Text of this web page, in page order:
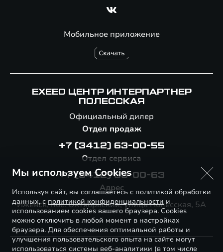
Мобильное приложение
EXEED ЦЕНТР ИНТЕРПАРТНЕР
ПОЛЕССКАЯ
Официальный дилер
Отдел продаж
+7 (3412) 63-00-55
Отдел сервиса
+7 (3412) 63-00-63
Адрес
Ижевск, пос. Октябрьский, улица Полесская, 5А
Мы используем Cookies
Используя сайт, вы соглашаетесь с политикой обработки
данных, с политикой конфиденциальностии
использованием cookies вашего браузера. Cookies
можно отключить в любой момент в настройках
браузера. Для обеспечения оптимальной работы и
улучшения пользовательского опыта на сайте могут
использоваться системы веб-аналитики (в том числе